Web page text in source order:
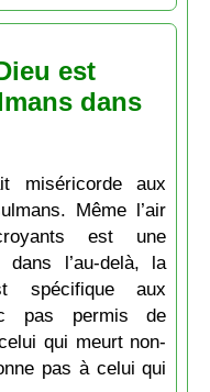
est
dans
miséricorde aux
Même l’air
est une
l’au-delà, la
spécifique aux
pas permis de
qui meurt non-
pas à celui qui